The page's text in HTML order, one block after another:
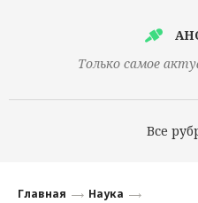
Только самое
Все
Главная
Наука